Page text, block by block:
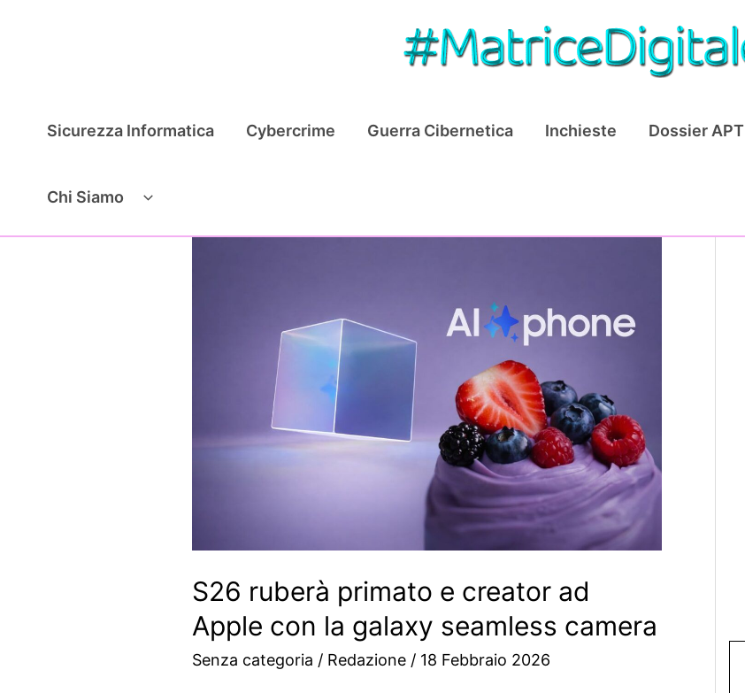
Sicurezza Informatica Cybercrime Guerra Cibernetica Inchieste Dossier APT
Chi Siamo
S26 ruberà primato e creator ad
Apple con la galaxy seamless camera
Senza categoria / Redazione / 18 Febbraio 2026